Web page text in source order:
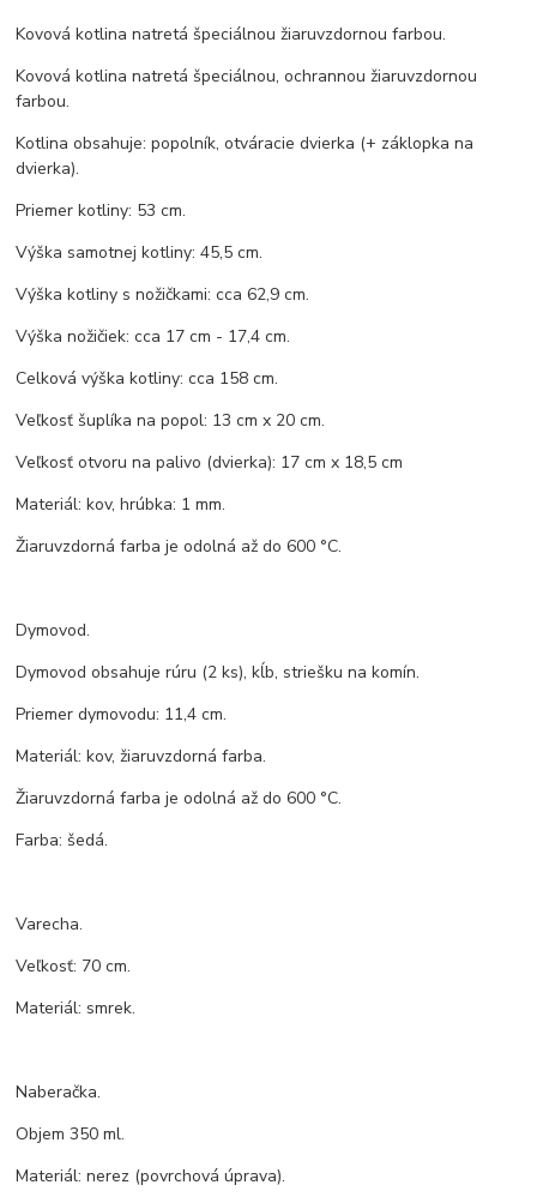
Kovová kotlina natretá špeciálnou žiaruvzdornou farbou.
Kovová kotlina natretá špeciálnou, ochrannou žiaruvzdornou
farbou.
Kotlina obsahuje: popolník, otváracie dvierka (+ záklopka na
dvierka).
Priemer kotliny: 53 cm.
Výška samotnej kotliny: 45,5 cm.
Výška kotliny s nožičkami: cca 62,9 cm.
Výška nožičiek: cca 17 cm - 17,4 cm.
Celková výška kotliny: cca 158 cm.
Veľkosť šuplíka na popol: 13 cm x 20 cm.
Veľkosť otvoru na palivo (dvierka): 17 cm x 18,5 cm
Materiál: kov, hrúbka: 1 mm.
Žiaruvzdorná farba je odolná až do 600 °C.
Dymovod.
Dymovod obsahuje rúru (2 ks), kĺb, striešku na komín.
Priemer dymovodu: 11,4 cm.
Materiál: kov, žiaruvzdorná farba.
Žiaruvzdorná farba je odolná až do 600 °C.
Farba: šedá.
Varecha.
Veľkosť: 70 cm.
Materiál: smrek.
Naberačka.
Objem 350 ml.
Materiál: nerez (povrchová úprava).